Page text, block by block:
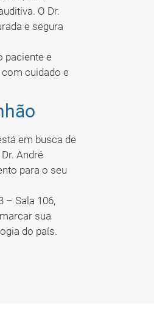
O Dr.
e segura
paciente e
cuidado e
em busca de
André
para o seu
– Sala 106,
sua
do país.